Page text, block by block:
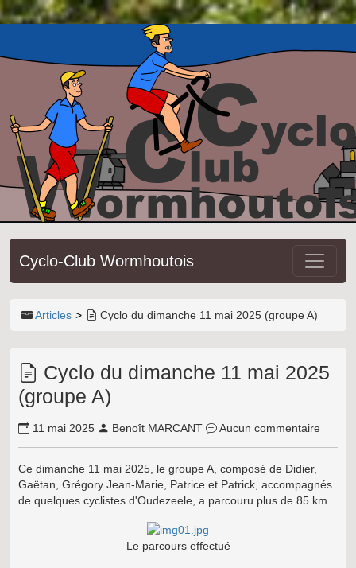
Cyclo-Club Wormhoutois
Articles Cyclo du dimanche 11 mai 2025 (groupe A)
Cyclo du dimanche 11 mai 2025
(groupe A)
11 mai 2025 Benoît MARCANT Aucun commentaire
Ce dimanche 11 mai 2025, le groupe A, composé de Didier,
Gaëtan, Grégory Jean-Marie, Patrice et Patrick, accompagnés
de quelques cyclistes d'Oudezeele, a parcouru plus de 85 km.
Le parcours effectué